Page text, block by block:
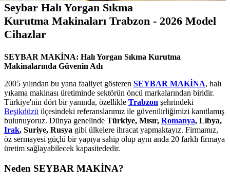
Seybar Halı Yorgan Sıkma
Kurutma Makinaları Trabzon - 2026 Model
Cihazlar
SEYBAR MAKİNA: Halı Yorgan Sıkma Kurutma
Makinalarında Güvenin Adı
2005 yılından bu yana faaliyet gösteren SEYBAR MAKİNA, halı
yıkama makinası üretiminde sektörün öncü markalarından biridir.
Türkiye'nin dört bir yanında, özellikle Trabzon şehrindeki
Beşikdüzü ilçesindeki referanslarımız ile güvenilirliğimizi kanıtlamış
bulunuyoruz. Dünya genelinde Türkiye, Mısır, Romanya, Libya,
Irak, Suriye, Rusya gibi ülkelere ihracat yapmaktayız. Firmamız,
öz sermayesi güçlü bir yapıya sahip olup aynı anda 20 farklı firmaya
üretim sağlayabilecek kapasitededir.
Neden SEYBAR MAKİNA?